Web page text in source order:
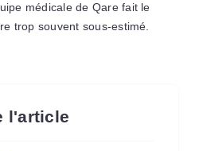
médicale de Qare fait le
trop souvent sous-estimé.
l'article